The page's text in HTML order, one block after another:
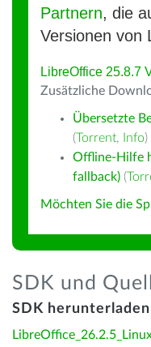
Partnern, die
Versionen von
LibreOffice 25.8.7
Zusätzliche
Übersetzte
(Torrent, Info)
Offline-Hilfe
fallback) (
Möchten Sie die
SDK und
SDK herunterladen